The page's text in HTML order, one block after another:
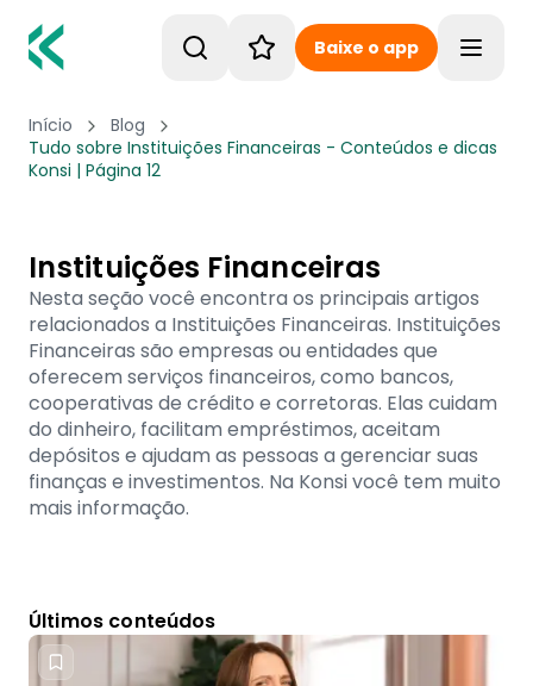
Baixe o app
Início
Blog
Tudo sobre Instituições Financeiras - Conteúdos e dicas
Konsi | Página 12
Instituições Financeiras
Nesta seção você encontra os principais artigos
relacionados a Instituições Financeiras. Instituições
Financeiras são empresas ou entidades que
oferecem serviços financeiros, como bancos,
cooperativas de crédito e corretoras. Elas cuidam
do dinheiro, facilitam empréstimos, aceitam
depósitos e ajudam as pessoas a gerenciar suas
finanças e investimentos. Na Konsi você tem muito
mais informação.
Últimos conteúdos